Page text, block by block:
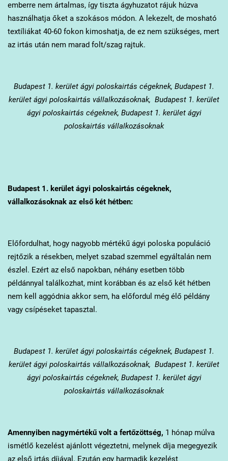
emberre nem ártalmas, így tiszta ágyhuzatot rájuk húzva
használhatja őket a szokásos módon. A lekezelt, de mosható
textíliákat 40-60 fokon kimoshatja, de ez nem szükséges, mert
az irtás után nem marad folt/szag rajtuk.
Budapest 1. kerület ágyi poloskairtás cégeknek, Budapest 1.
kerület ágyi poloskairtás vállalkozásoknak, Budapest 1. kerület
ágyi poloskairtás cégeknek, Budapest 1. kerület ágyi
poloskairtás vállalkozásoknak
Budapest 1. kerületágyi poloskairtás cégeknek,
vállalkozásoknak az első két hétben:
Előfordulhat, hogy nagyobb mértékű ágyi poloska populáció
rejtőzik a résekben, melyet szabad szemmel egyáltalán nem
észlel. Ezért az első napokban, néhány esetben több
példánnyal találkozhat, mint korábban és az első két hétben
nem kell aggódnia akkor sem, ha előfordul még élő példány
vagy csípéseket tapasztal.
Budapest 1. kerület ágyi poloskairtás cégeknek, Budapest 1.
kerület ágyi poloskairtás vállalkozásoknak, Budapest 1. kerület
ágyi poloskairtás cégeknek, Budapest 1. kerület ágyi
poloskairtás vállalkozásoknak
Amennyiben nagymértékű volt a fertőzöttség, 1 hónap múlva
ismétlő kezelést ajánlott végeztetni, melynek díja megegyezik
az első irtás díjával. Ezután egy harmadik kezelést